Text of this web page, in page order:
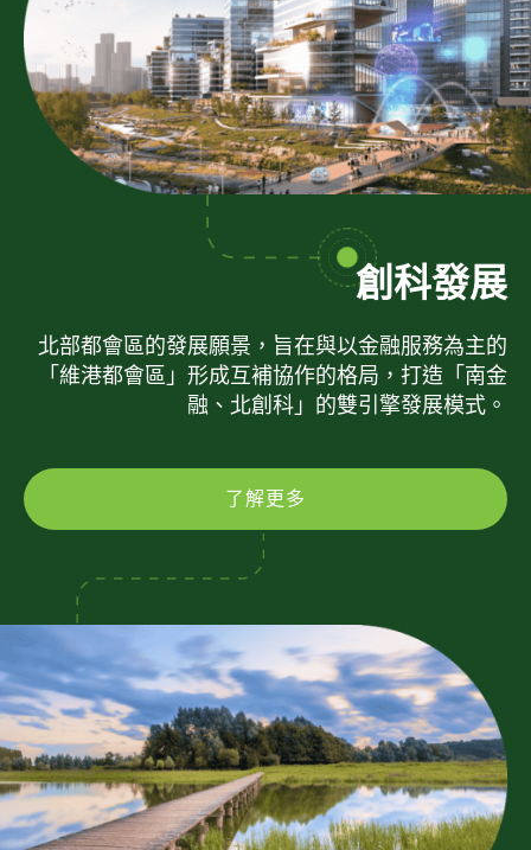
創科發展
北部都會區的發展願景，旨在與以金融服務為主的
「維港都會區」形成互補協作的格局，打造「南金
融、北創科」的雙引擎發展模式。
了解更多